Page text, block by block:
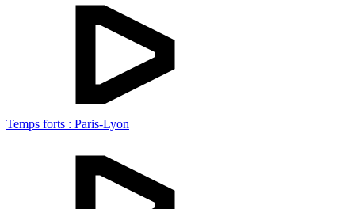
Temps forts : Paris-Lyon